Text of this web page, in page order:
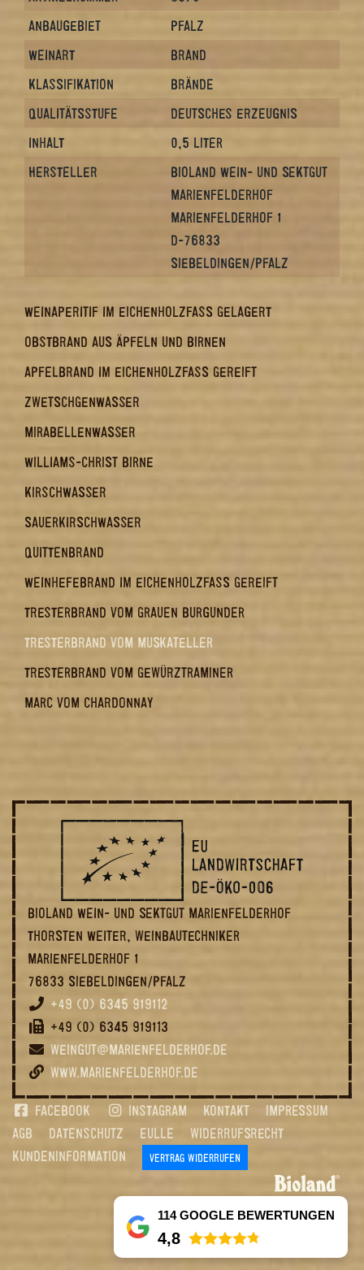
ANBAUGEBIET
PFALZ
WEINART
BRAND
KLASSIFIKATION
BRÄNDE
QUALITÄTSSTUFE
DEUTSCHES ERZEUGNIS
INHALT
0,5 LITER
HERSTELLER
BIOLAND WEIN- UND SEKTGUT
MARIENFELDERHOF
MARIENFELDERHOF 1
D-76833
SIEBELDINGEN/PFALZ
WEINAPERITIF IM EICHENHOLZFASS GELAGERT
OBSTBRAND AUS ÄPFELN UND BIRNEN
APFELBRAND IM EICHENHOLZFASS GEREIFT
ZWETSCHGENWASSER
MIRABELLENWASSER
WILLIAMS-CHRIST BIRNE
KIRSCHWASSER
SAUERKIRSCHWASSER
QUITTENBRAND
WEINHEFEBRAND IM EICHENHOLZFASS GEREIFT
TRESTERBRAND VOM GRAUEN BURGUNDER
TRESTERBRAND VOM MUSKATELLER
TRESTERBRAND VOM GEWÜRZTRAMINER
MARC VOM CHARDONNAY
BIOLAND WEIN- UND SEKTGUT MARIENFELDERHOF
THORSTEN WEITER, WEINBAUTECHNIKER
MARIENFELDERHOF 1
76833 SIEBELDINGEN/PFALZ
+49 (0) 6345 919112
+49 (0) 6345 919113
WEINGUT@MARIENFELDERHOF.DE
WWW.MARIENFELDERHOF.DE
FACEBOOK INSTAGRAM KONTAKT
IMPRESSUM
AGB
DATENSCHUTZ EULLE
WIDERRUFSRECHT
KUNDENINFORMATION
VERTRAG WIDERRUFEN
114 GOOGLE BEWERTUNGEN
4,8